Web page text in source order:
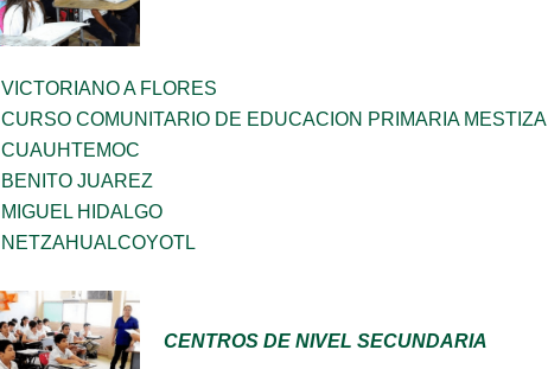
VICTORIANO A FLORES
CURSO COMUNITARIO DE EDUCACION PRIMARIA MESTIZA
CUAUHTEMOC
BENITO JUAREZ
MIGUEL HIDALGO
NETZAHUALCOYOTL
CENTROS DE NIVEL SECUNDARIA